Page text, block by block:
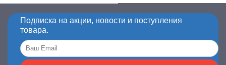
Подписка на акции, новости и поступления
товара.